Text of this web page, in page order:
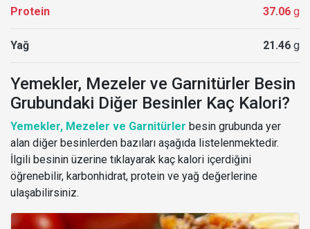
Protein 37.06 g
Yağ 21.46 g
Yemekler, Mezeler ve Garnitürler Besin
Grubundaki Diğer Besinler Kaç Kalori?
Yemekler, Mezeler ve Garnitürler besin grubunda yer
alan diğer besinlerden bazıları aşağıda listelenmektedir.
İlgili besinin üzerine tıklayarak kaç kalori içerdiğini
öğrenebilir, karbonhidrat, protein ve yağ değerlerine
ulaşabilirsiniz.